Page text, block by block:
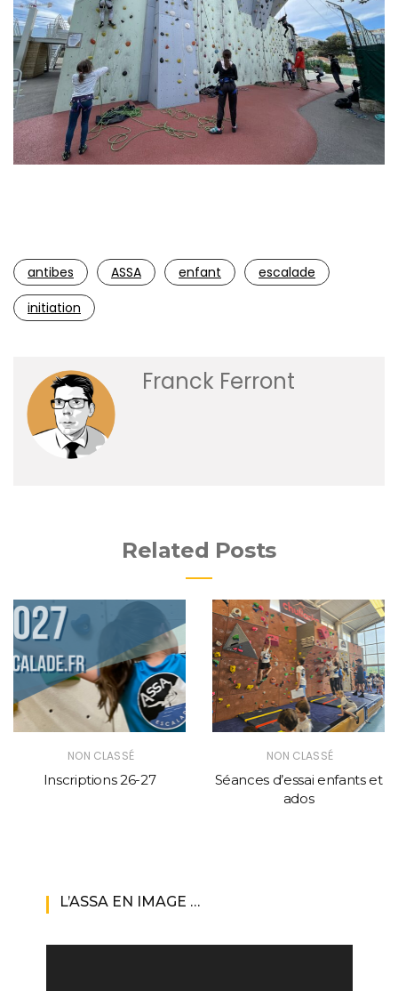
antibes ASSA enfant
escalade
initiation
Franck Ferront
Related Posts
NON CLASSÉ
Inscriptions 26-27
NON CLASSÉ
Séances d’essai enfants et
ados
L’ASSA EN IMAGE …